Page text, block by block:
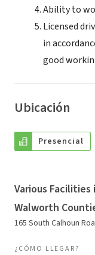
Ability to
Licensed
in
good
Ubicación
Presencial
Various Facilities
Walworth
165 South Calhoun
¿CÓMO LLEGAR?